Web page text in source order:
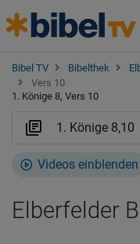
Bibel TV Bibelthek
Vers 10
1. Könige 8, Vers 10
Videos einblenden
Elberfelder